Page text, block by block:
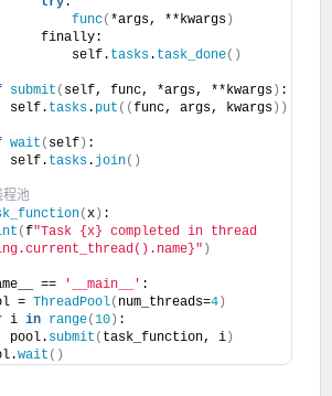
func( *args, **kwargs )
finally:
self.
tasks. task_done()
submit ( self, func, *args, **kwargs ) :
self.
tasks. put ((func, args, kwargs ))
wait ( self ) :
self.
tasks. join()
池
(x ) :
(f"Task {x} completed in thread
)
== '__main__' :
=
ThreadPool( num_threads=4 )
i in range(10 ) :
pool.
submit ( task_function, i )
wait ()